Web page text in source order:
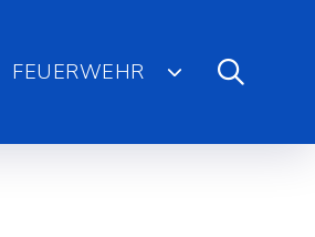
FEUERWEHR